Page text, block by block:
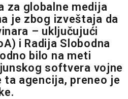
za globalne medija
je zbog izveštaja da
– uključujući
i Radija Slobodna
bilo na meti
softvera vojne
ta agencija, preneo je